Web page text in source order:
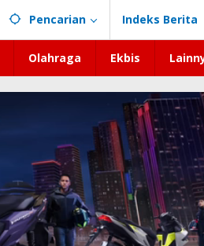
Pencarian Indeks Berita
Olahraga Ekbis